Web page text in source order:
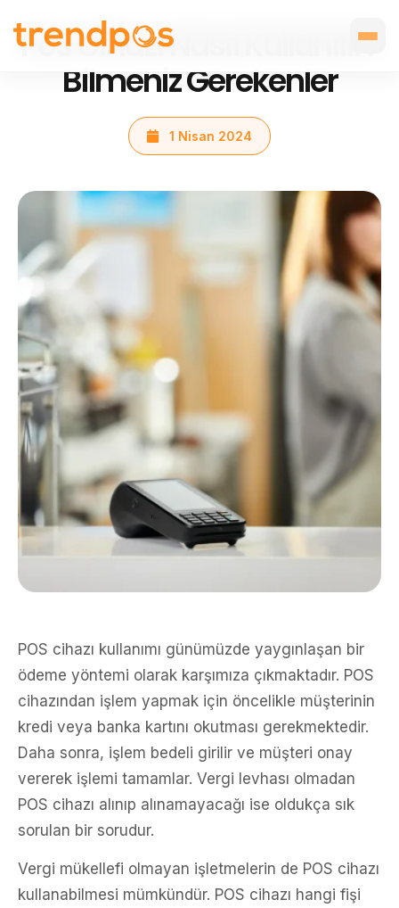
Pos Cihazı Nasıl Kullanılır?
Bilmeniz Gerekenler
1 Nisan 2024
POS cihazı kullanımı günümüzde yaygınlaşan bir
ödeme yöntemi olarak karşımıza çıkmaktadır. POS
cihazından işlem yapmak için öncelikle müşterinin
kredi veya banka kartını okutması gerekmektedir.
Daha sonra, işlem bedeli girilir ve müşteri onay
vererek işlemi tamamlar. Vergi levhası olmadan
POS cihazı alınıp alınamayacağı ise oldukça sık
sorulan bir sorudur.
Vergi mükellefi olmayan işletmelerin de POS cihazı
kullanabilmesi mümkündür. POS cihazı hangi fişi